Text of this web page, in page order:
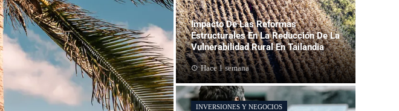
Impacto De Las Reformas
Estructurales En La Reducción De La
Vulnerabilidad Rural En Tailandia
Hace 1 semana
INVERSIONES Y NEGOCIOS